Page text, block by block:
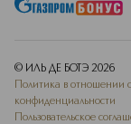
© ИЛЬ ДЕ БОТЭ 2026
Политика в отношении
конфиденциальности
Пользовательское